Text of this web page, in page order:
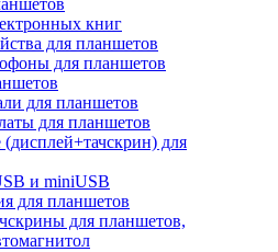
книг
для планшетов
для планшетов
для планшетов
для планшетов
для
и miniUSB
для планшетов
для планшетов,